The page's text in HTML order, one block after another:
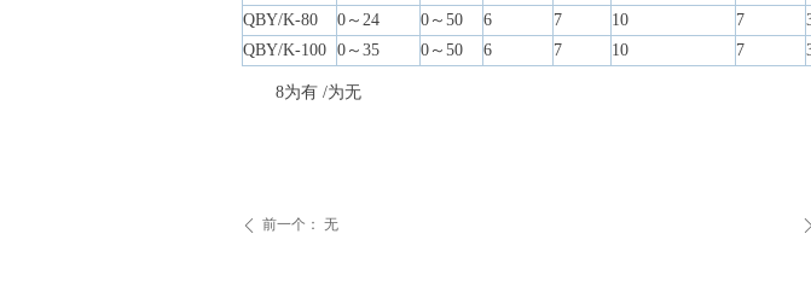
ꄴ 前一个： 无 ꄲ
QBY/K-80
0～24 0～50 6 7 10 7
QBY/K-100 0～35 0～50 6 7 10 7
8为有 /为无